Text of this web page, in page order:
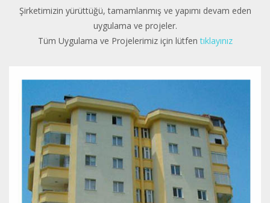
Şirketimizin yürüttüğü, tamamlanmış ve yapımı devam eden
uygulama ve projeler.
Tüm Uygulama ve Projelerimiz için lütfentıklayınız